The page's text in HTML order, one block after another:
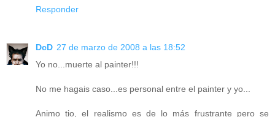
Responder
DcD 27 de marzo de 2008 a las 18:52
Yo no...muerte al painter!!!
No me hagais caso...es personal entre el painter y yo...
Animo tio, el realismo es de lo más frustrante pero se